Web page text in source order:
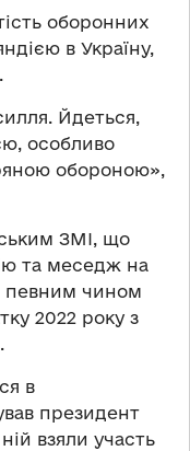
оборонних
в Україну,
Йдеться,
особливо
обороною»,
ЗМІ, що
та меседж на
певним чином
2022 року з
в
президент
взяли участь